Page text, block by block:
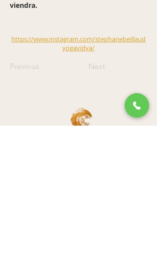
viendra.
https://www.instagram.com/stephanebeillaud
yogavidya/
Previous Next